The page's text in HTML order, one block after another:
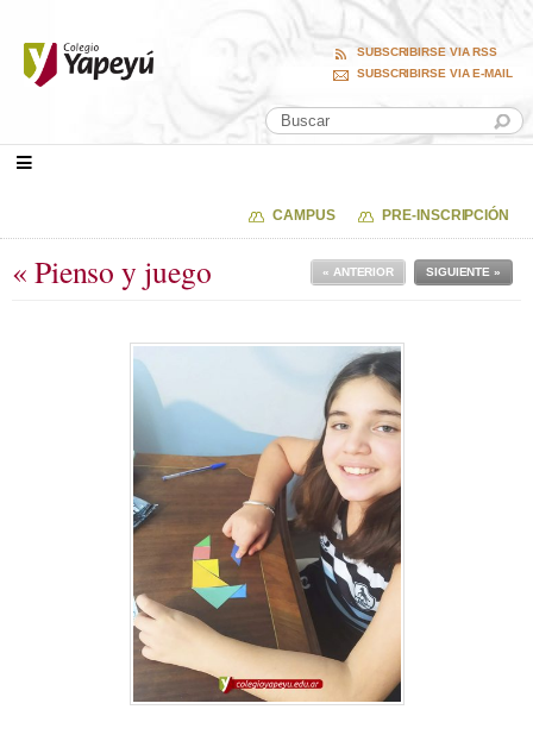
SUBSCRIBIRSE VIA RSS
SUBSCRIBIRSE VIA E-MAIL
CAMPUS PRE-INSCRIPCIÓN
« Pienso y juego SIGUIENTE »
« ANTERIOR